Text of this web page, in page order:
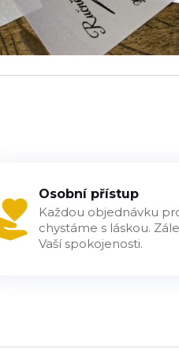
Osobní přístup
Každou objednávku
chystáme s láskou.
Vaší spokojenosti.